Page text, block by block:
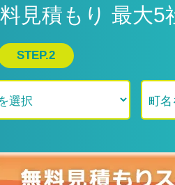
見積もり 最大5
STEP.2